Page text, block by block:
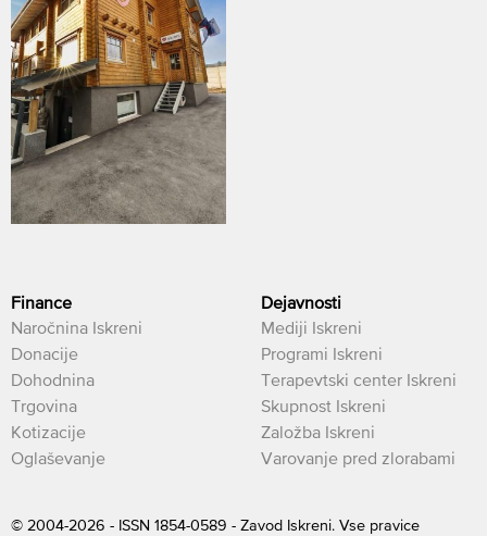
Finance
Naročnina Iskreni
Donacije
Dohodnina
Trgovina
Kotizacije
Oglaševanje
Dejavnosti
Mediji Iskreni
Programi Iskreni
Terapevtski center Iskreni
Skupnost Iskreni
Založba Iskreni
Varovanje pred zlorabami
© 2004-2026 - ISSN 1854-0589 - Zavod Iskreni. Vse pravice